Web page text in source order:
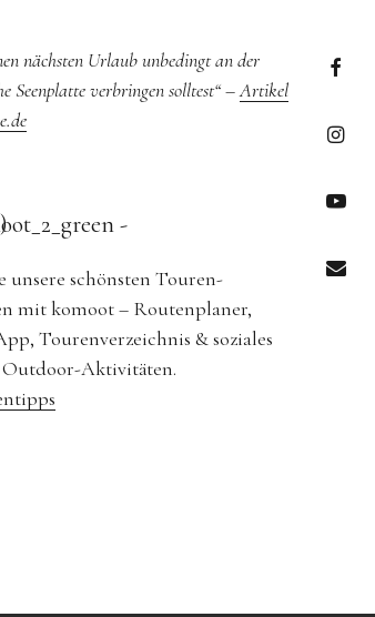
nächsten Urlaub unbedingt an der
Seenplatte verbringen solltest“ –Artikel
unsere schönsten Touren-
mit komoot – Routenplaner,
Tourenverzeichnis & soziales
Aktivitäten.